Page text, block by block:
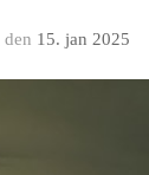
den 15. jan 2025